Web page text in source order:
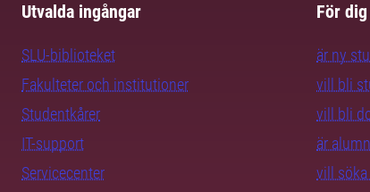
Utvalda ingångar
SLU-biblioteket
Fakulteter och institutioner
Studentkårer
IT-support
Servicecenter
För
är ny
vill bli
vill bli
är alumn
vill